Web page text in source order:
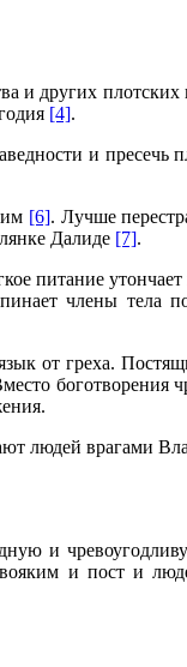
и других плотских
[4].
и пресечь
[6]. Лучше
Далиде [7].
питание
члены тела
от греха.
боготворения
людей врагами
и
и пост и